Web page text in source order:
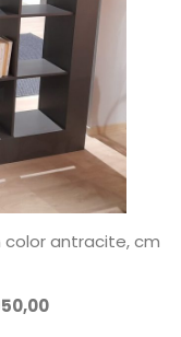
color antracite, cm